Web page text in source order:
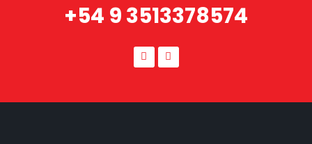
+54 9 3513378574